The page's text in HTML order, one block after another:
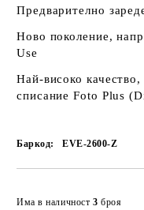
Предварително
Ново поколение,
Use
Най-високо качество,
списание Foto Plus
Баркод: EVE-2600-Z
Има в наличност 3 броя